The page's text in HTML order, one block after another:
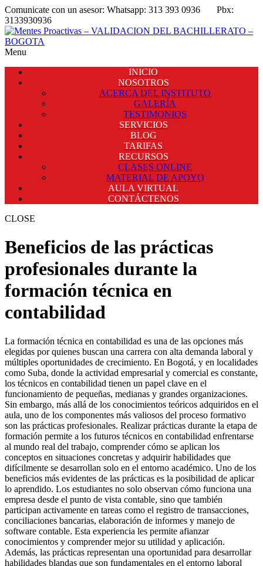
Comunicate con un asesor: Whatsapp: 313 393 0936 Pbx:
3133930936
Menu
INICIO
NOSOTROS
ACERCA DEL INSTITUTO
GALERÍA
TESTIMONIOS
SERVICIOS
BLOG
TARIFAS
RECURSOS
CLASES ONLINE
MATERIAL DE APOYO
AULA VIRTUAL
CONTÁCTENOS
CLOSE
Beneficios de las prácticas
profesionales durante la
formación técnica en
contabilidad
La formación técnica en contabilidad es una de las opciones más
elegidas por quienes buscan una carrera con alta demanda laboral y
múltiples oportunidades de crecimiento. En Bogotá, y en localidades
como Suba, donde la actividad empresarial y comercial es constante,
los técnicos en contabilidad tienen un papel clave en el
funcionamiento de pequeñas, medianas y grandes organizaciones.
Sin embargo, más allá de los conocimientos teóricos adquiridos en el
aula, uno de los componentes más valiosos del proceso formativo
son las prácticas profesionales. Realizar prácticas durante la etapa de
formación permite a los futuros técnicos en contabilidad enfrentarse
al mundo real del trabajo, comprender cómo se aplican los
conceptos en situaciones concretas y adquirir habilidades que
difícilmente se desarrollan solo en el entorno académico. Uno de los
beneficios más evidentes de las prácticas es la posibilidad de aplicar
lo aprendido. Los estudiantes no solo observan cómo funciona una
empresa desde el punto de vista contable, sino que también
participan activamente en tareas como el registro de transacciones,
conciliaciones bancarias, elaboración de informes y manejo de
software contable. Esta experiencia les permite afianzar
conocimientos y comprender mejor su utilidad y aplicación.
Además, las prácticas representan una oportunidad para desarrollar
habilidades blandas que son fundamentales en el entorno laboral